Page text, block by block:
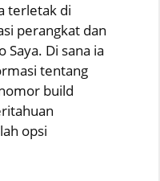
terletak di
perangkat dan
Di sana ia
tentang
build
opsi